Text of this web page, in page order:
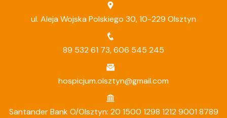
ul. Aleja Wojska Polskiego 30, 10-229 Olsztyn
89 532 61 73,606 545 245
hospicjum.olsztyn@gmail.com
Santander Bank O/Olsztyn: 20 1500 1298 1212 9001 8789